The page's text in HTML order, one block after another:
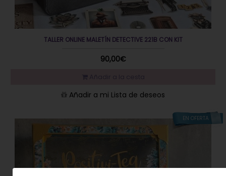
TALLER ONLINE MALETÍN DETECTIVE 221B CON KIT
90,00€
Añadir a mi Lista de deseos
EN OFERTA